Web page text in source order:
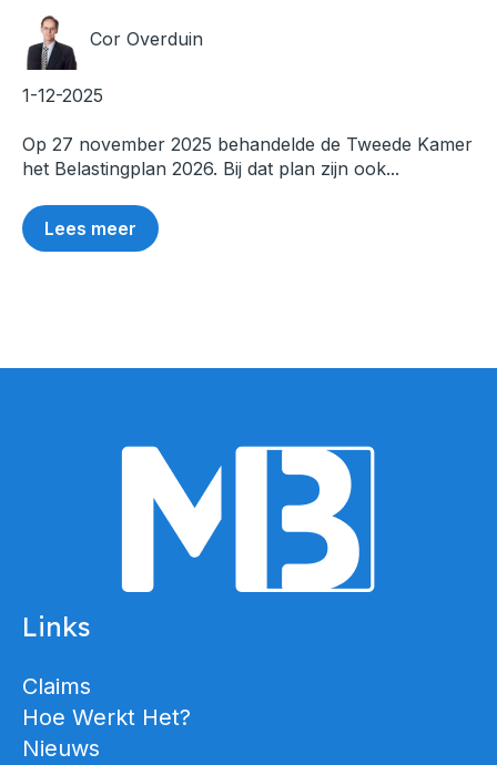
Cor Overduin
1-12-2025
Op 27 november 2025 behandelde de Tweede Kamer
het Belastingplan 2026. Bij dat plan zijn ook...
Lees meer
Links
Claims
Hoe Werkt Het?
Nieuws